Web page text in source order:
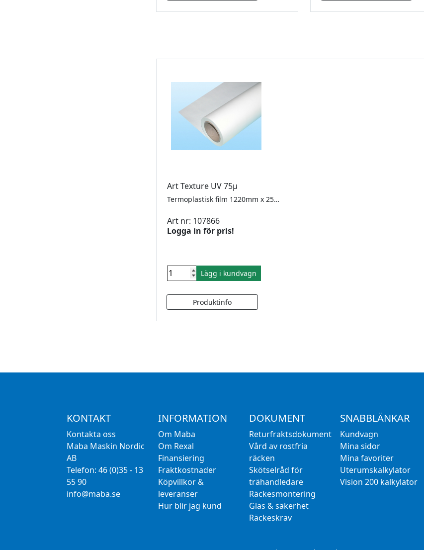
Art Texture UV 75µ
Termoplastisk film 1220mm x 25mtr. Temperatur 90-95°C
Art nr: 107866
Logga in för pris!
Lägg i kundvagn
KONTAKT
Kontakta oss
Maba Maskin Nordic
AB
Telefon: 46 (0)35 - 13
55 90
info@maba.se
INFORMATION
Om Maba
Om Rexal
Finansiering
Fraktkostnader
Köpvillkor &
leveranser
Hur blir jag kund
DOKUMENT
Returfraktsdokument
Vård av rostfria
räcken
Skötselråd för
trähandledare
Räckesmontering
Glas & säkerhet
Räckeskrav
SNABBLÄNKAR
Kundvagn
Mina sidor
Mina favoriter
Uterumskalkylator
Vision 200 kalkylator